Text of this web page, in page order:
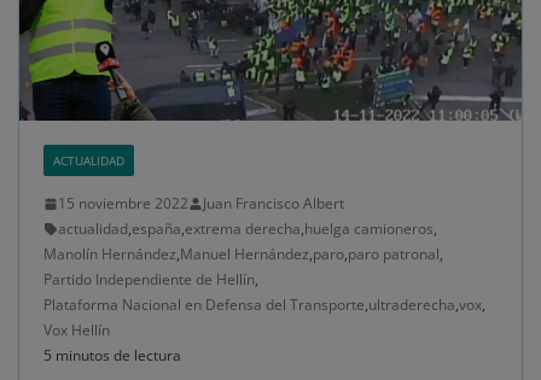
ACTUALIDAD
15 noviembre 2022
Juan Francisco Albert
actualidad,españa,extrema derecha,huelga camioneros,
Manolín Hernández,Manuel Hernández,paro,paro patronal,
Partido Independiente de Hellín,
Plataforma Nacional en Defensa del Transporte,ultraderecha,vox,
Vox Hellín
5 minutos de lectura